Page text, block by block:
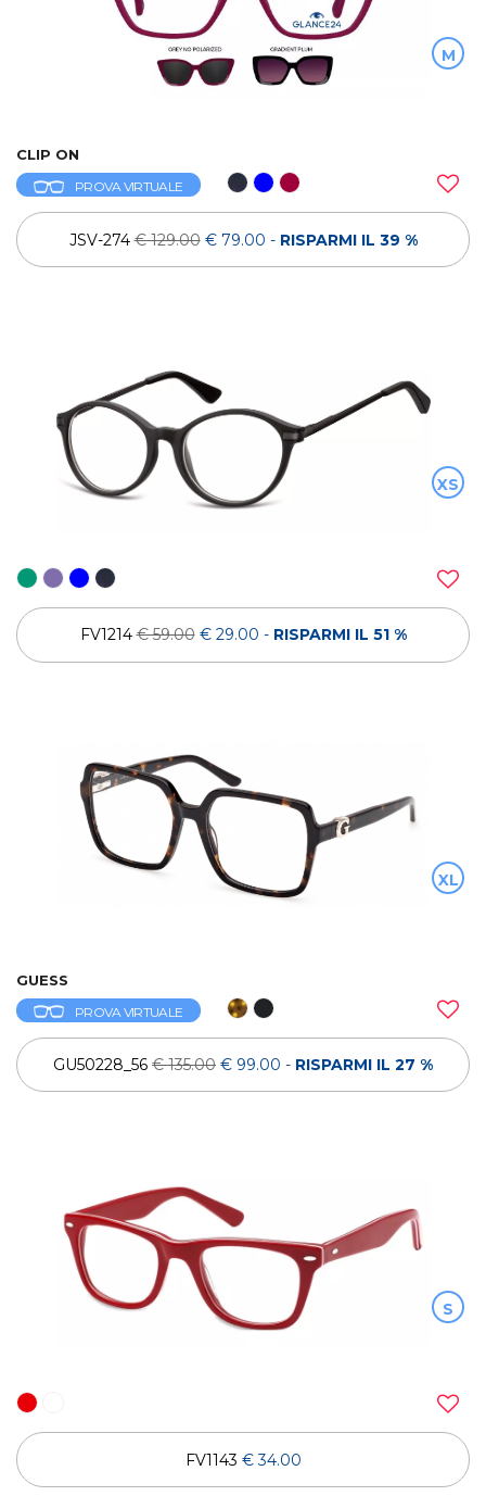
M
CLIP ON
PROVA VIRTUALE
JSV-274€ 129.00 € 79.00 - RISPARMI IL 39 %
XS
FV1214€ 59.00 € 29.00 - RISPARMI IL 51 %
XL
GUESS
PROVA VIRTUALE
GU50228_56 € 135.00 € 99.00 - RISPARMI IL 27 %
S
FV1143 € 34.00